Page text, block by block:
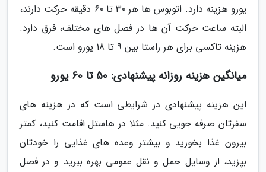
یورو هزینه دارد. اتوبوس ها هر 30 تا 60 دقیقه حرکت دارند،
البته ساعت حرکت آن ها در فصل های مختلف، فرق دارد.
هزینه تاکسی برای هر راستا بین 9 تا 18 یورو است.
میانگین هزینه روزانه پیشنهادی: 50 تا 60 یورو
این هزینه پیشنهادی در شرایطی است که در هزینه های
سفرتان صرفه جویی کنید. مثلا در هاستل اقامت کنید، کمتر
بیرون غذا بخورید و بیشتر وعده های غذایی را خودتان
بپزید، از وسایل حمل و نقل عمومی بهره ببرید و در فصل